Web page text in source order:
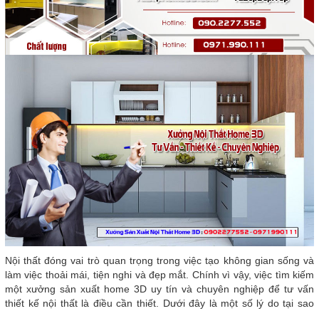
Nội thất đóng vai trò quan trọng trong việc tạo không gian sống và
làm việc thoải mái, tiện nghi và đẹp mắt. Chính vì vậy, việc tìm kiếm
một xưởng sản xuất home 3D uy tín và chuyên nghiệp để tư vấn
thiết kế nội thất là điều cần thiết. Dưới đây là một số lý do tại sao